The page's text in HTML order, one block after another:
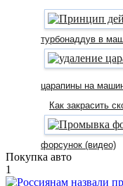
турбонаддув в
царапины на
Как закрасить
форсунок (видео)
Покупка авто
1